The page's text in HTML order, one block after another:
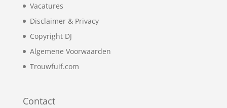
Vacatures
Disclaimer & Privacy
Copyright DJ
Algemene Voorwaarden
Trouwfuif.com
Contact